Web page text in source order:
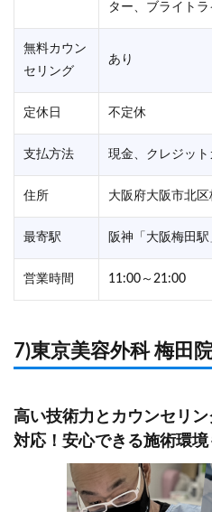
ター、ブライトラ
無料カウン
セリング
あり
定休日 不定休
支払方法 現金、クレジッ
住所 大阪府大阪市北
最寄駅 阪神「大阪梅田
営業時間 11:00～21:00
7)東京美容外科 梅田
高い技術力とカウンセリ
対応！安心できる施術環